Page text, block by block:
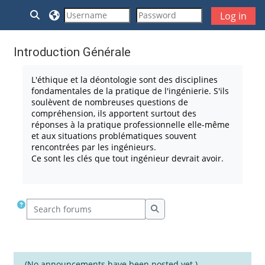
Skip to main content
Toggle search input
Log in
Introduction Générale
L'éthique et la déontologie sont des disciplines
fondamentales de la pratique de l'ingénierie. S'ils
soulèvent de nombreuses questions de
compréhension, ils apportent surtout des
réponses à la pratique professionnelle elle-même
et aux situations problématiques souvent
rencontrées par les ingénieurs.
Ce sont les clés que tout ingénieur devrait avoir.
Search forums
Search forums